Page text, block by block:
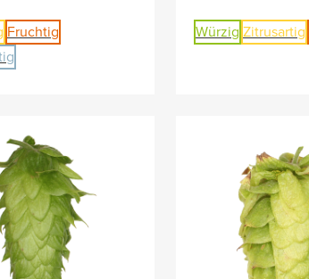
Fruchtig
Würzig Zitrusartig